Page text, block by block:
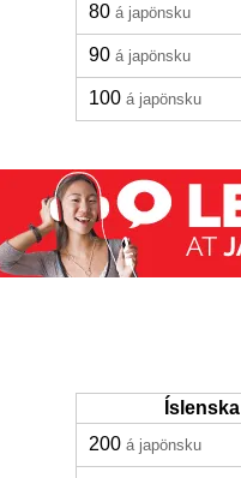
80 á japönsku
90 á japönsku
100 á japönsku
Íslenska
200 á japönsku